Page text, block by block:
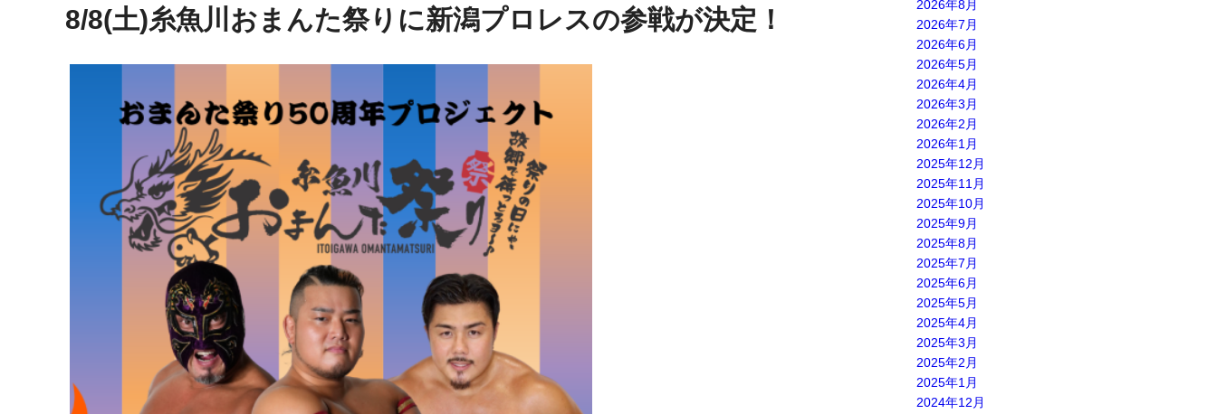
8/8(土)糸魚川おまんた祭りに新潟プロレスの参戦が決定！
2026年8月
2026年7月
2026年6月
2026年5月
2026年4月
2026年3月
2026年2月
2026年1月
2025年12月
2025年11月
2025年10月
2025年9月
2025年8月
2025年7月
2025年6月
2025年5月
2025年4月
2025年3月
2025年2月
2025年1月
2024年12月